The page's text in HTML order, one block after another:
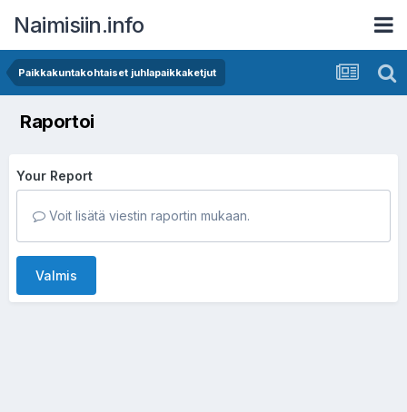
Naimisiin.info
Paikkakuntakohtaiset juhlapaikkaketjut
Raportoi
Your Report
Voit lisätä viestin raportin mukaan.
Valmis